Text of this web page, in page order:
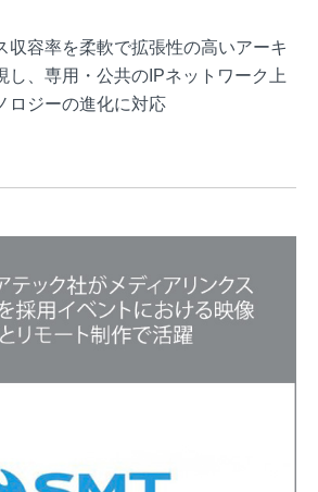
収容率を柔軟で拡張性の高いアーキ
し、専用・公共のIPネットワーク上
ロジーの進化に対応